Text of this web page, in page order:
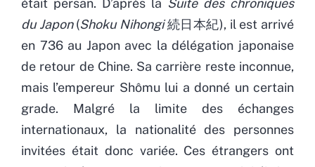
du Japon(Shoku Nihongi続日本紀), il est arrivé
en 736 au Japon avec la délégation japonaise
de retour de Chine. Sa carrière reste inconnue,
mais l’empereur Shômu lui a donné un certain
grade. Malgré la limite des échanges
internationaux, la nationalité des personnes
invitées était donc variée. Ces étrangers ont